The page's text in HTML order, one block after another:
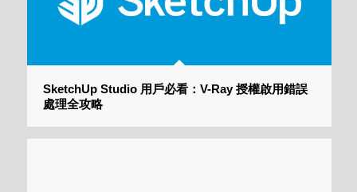
SketchUp Studio 用戶必看：V-Ray 授權啟用錯誤
處理全攻略